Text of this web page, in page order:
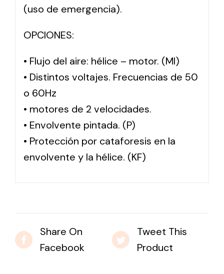
(uso de emergencia).
OPCIONES:
• Flujo del aire: hélice – motor. (MI)
• Distintos voltajes. Frecuencias de 50
o 60Hz
• motores de 2 velocidades.
• Envolvente pintada. (P)
• Protección por cataforesis en la
envolvente y la hélice. (KF)
Share On
Facebook
Tweet This
Product